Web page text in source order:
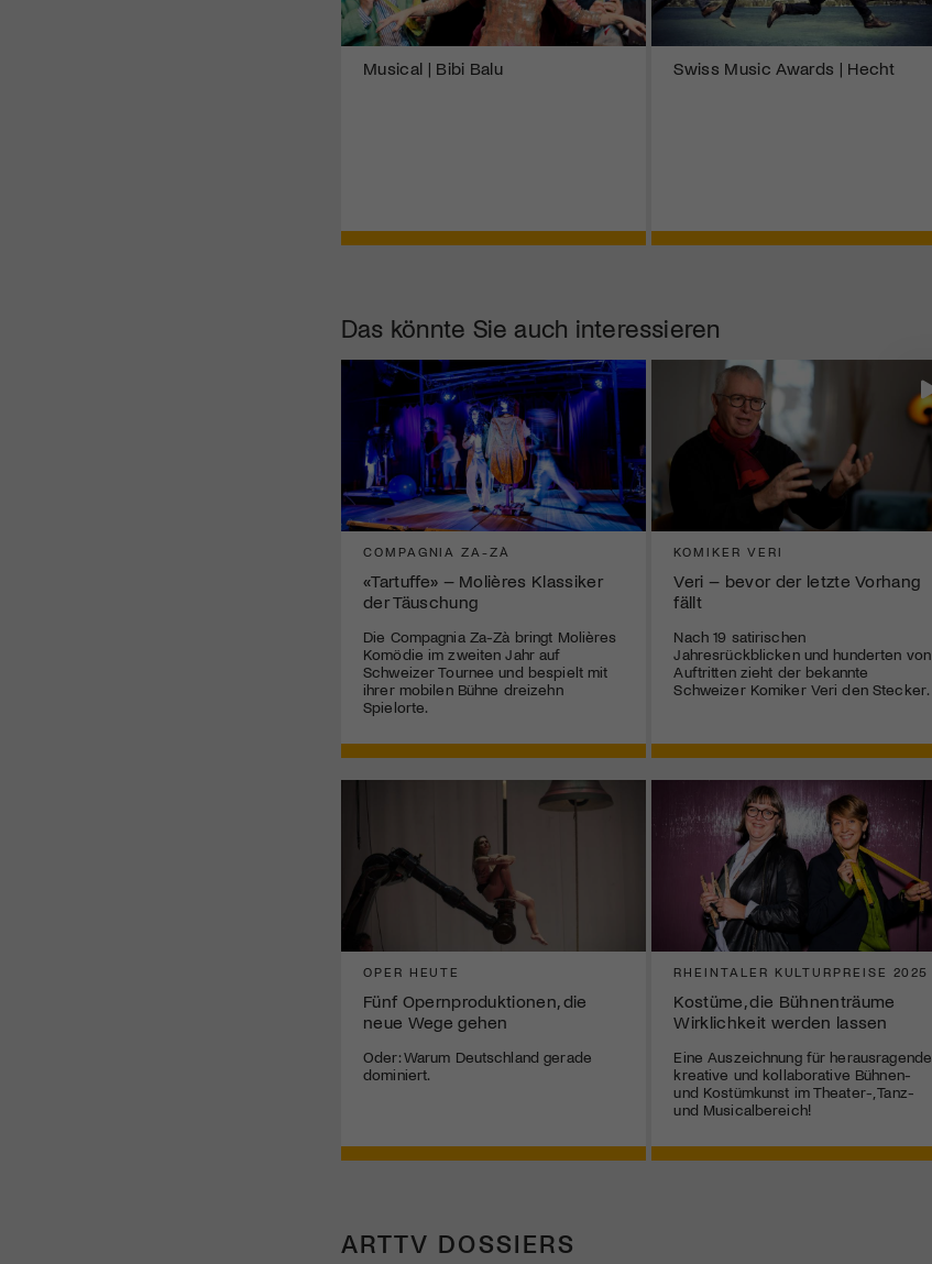
Musical | Bibi Balu Swiss Music Awards | Hecht
Das könnte Sie auch interessieren
COMPAGNIA ZA-ZÀ
«Tartuffe» – Molières Klassiker
der Täuschung
Die Compagnia Za-Zà bringt Molières
Komödie im zweiten Jahr auf
Schweizer Tournee und bespielt mit
ihrer mobilen Bühne dreizehn
Spielorte.
KOMIKER VERI
Veri – bevor der letzte Vorhang
fällt
Nach 19 satirischen
Jahresrückblicken und hunderten von
Auftritten zieht der bekannte
Schweizer Komiker Veri den Stecker.
OPER HEUTE
Fünf Opernproduktionen, die
neue Wege gehen
Oder: Warum Deutschland gerade
dominiert.
RHEINTALER KULTURPREISE 2025
Kostüme, die Bühnenträume
Wirklichkeit werden lassen
Eine Auszeichnung für herausragende
kreative und kollaborative Bühnen-
und Kostümkunst im Theater-, Tanz-
und Musicalbereich!
ARTTV DOSSIERS